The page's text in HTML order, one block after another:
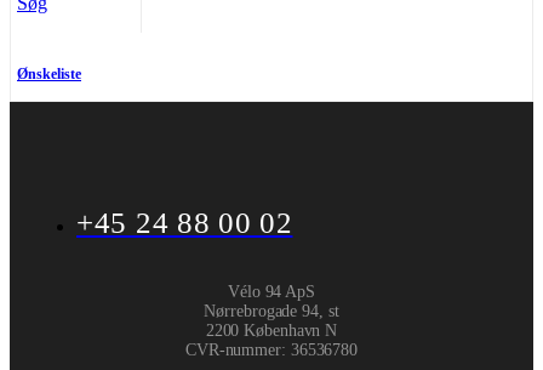
Ønskeliste
+45 24 88 00 02
Vélo 94 ApS
Nørrebrogade 94, st
2200 København N
CVR-nummer: 36536780